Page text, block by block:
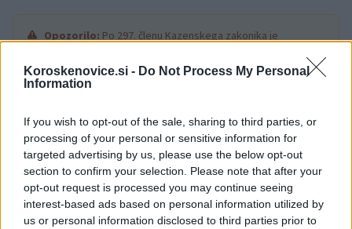
Koroskenovice.si - Do Not Process My Personal
Information
If you wish to opt-out of the sale, sharing to third parties, or
processing of your personal or sensitive information for
targeted advertising by us, please use the below opt-out
section to confirm your selection. Please note that after your
opt-out request is processed you may continue seeing
interest-based ads based on personal information utilized by
us or personal information disclosed to third parties prior to
Opozorilo: Po 297. členu Kazenskega zakonika je
sovraštva, nasilja ali nestrpnosti. Komentarji z žaljivimi,
rasističnimi, diskriminatornimi ali nezakonitimi vsebinami bodo
Failed to fetch
Občine: Slovenj Gradec